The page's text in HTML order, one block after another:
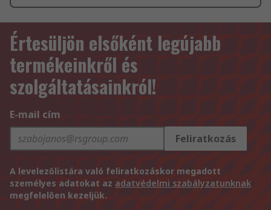
Értesüljön elsőként legújabb
termékeinkről és
szolgáltatásainkról!
E-mail cím
Feliratkozás
A levelezőlistára való feliratkozáskor megadott
személyes adatokat az adatvédelmi szabályzatunknak
megfelelően kezeljük.